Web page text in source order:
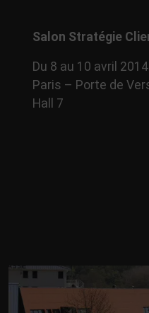
Salon Stratégie
Du 8 au 10 avril 2014
Paris – Porte de
Hall 7